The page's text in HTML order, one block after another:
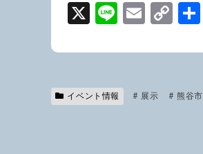
X
Li
e
E
ail
C
p
Li
イベント情報 展示 熊谷市